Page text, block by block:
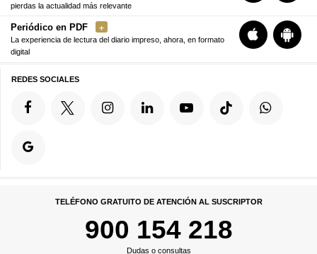
pierdas la actualidad más relevante
Periódico en PDF
La experiencia de lectura del diario impreso, ahora, en formato
digital
REDES SOCIALES
TELÉFONO GRATUITO DE ATENCIÓN AL SUSCRIPTOR
900 154 218
Dudas o consultas